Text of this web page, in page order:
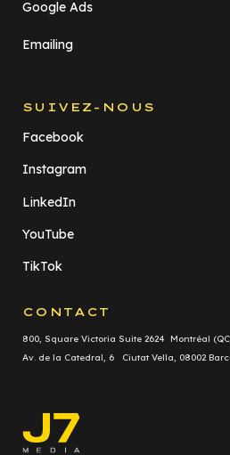
Google Ads
Emailing
SUIVEZ-NOUS
Facebook
Instagram
LinkedIn
YouTube
TikTok
CONTACT
800, Square Victoria Suite 2624 Montréal
Av. de la Catedral, 6 Ciutat Vella, 08002